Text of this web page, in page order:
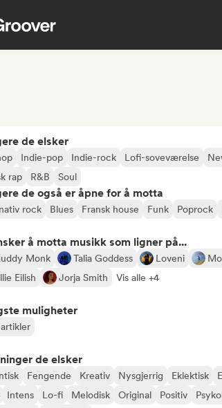
de elsker
Indie-pop Indie-rock Lofi-soveværelse
rap
R&B Soul
de også er åpne for å motta
rock Blues Fransk house Funk Poprock
å motta musikk som ligner på...
Monk Talia Goddess Loveni
Eilish
Jorja Smith Vis alle +4
muligheter
de elsker
Fengende Kreativ Nysgjerrig Eklektisk
Intens Lo-fi Melodisk Original Positiv